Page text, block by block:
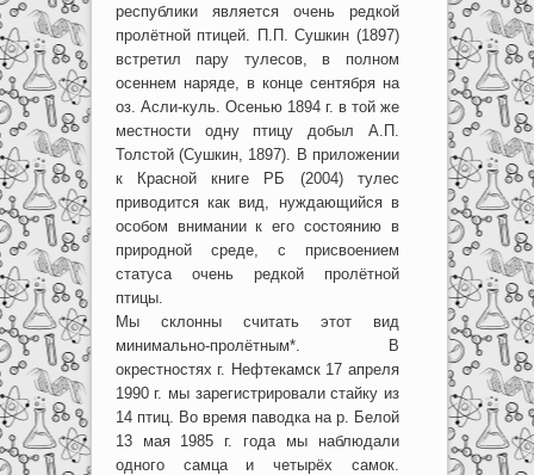
республики является очень редкой
пролётной птицей. П.П. Сушкин (1897)
встретил пару тулесов, в полном
осеннем наряде, в конце сентября на
оз. Асли-куль. Осенью 1894 г. в той же
местности одну птицу добыл А.П.
Толстой (Сушкин, 1897). В приложении
к Красной книге РБ (2004) тулес
приводится как вид, нуждающийся в
особом внимании к его состоянию в
природной среде, с присвоением
статуса очень редкой пролётной
птицы.
Мы склонны считать этот вид
минимально-пролётным*. В
окрестностях г. Нефтекамск 17 апреля
1990 г. мы зарегистрировали стайку из
14 птиц. Во время паводка на р. Белой
13 мая 1985 г. года мы наблюдали
одного самца и четырёх самок.